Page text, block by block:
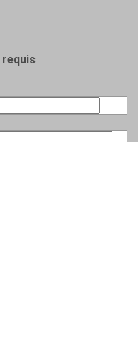
requis.